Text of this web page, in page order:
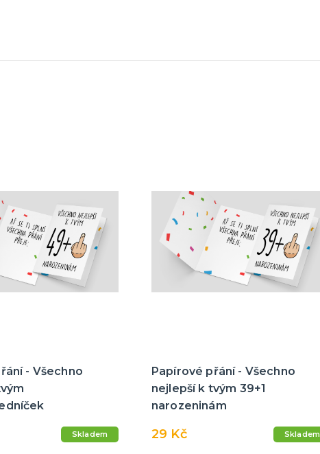
- Všechno
Skladem
Papírové přání - Všechno
nejlepší k tvým 39+1
narozeninám
29 Kč Skladem